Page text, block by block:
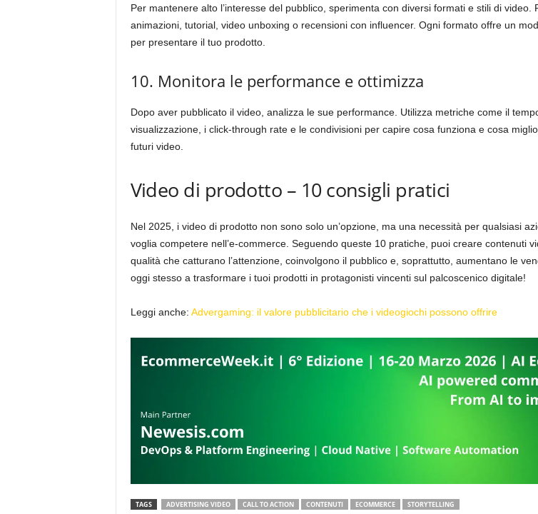
Per mantenere alto l’interesse del pubblico, sperimenta con diversi formati e stili di video.
animazioni, tutorial, video unboxing o recensioni con influencer. Ogni formato offre un
per presentare il tuo prodotto.
10. Monitora le performance e ottimizza
Dopo aver pubblicato il video, analizza le sue performance. Utilizza metriche come il
visualizzazione, i click-through rate e le condivisioni per capire cosa funziona e cosa
futuri video.
Video di prodotto – 10 consigli pratici
Nel 2025, i video di prodotto non sono solo un’opzione, ma una necessità per qualsiasi
voglia competere nell’e-commerce. Seguendo queste 10 pratiche, puoi creare contenuti
qualità che catturano l’attenzione, coinvolgono il pubblico e, soprattutto, aumentano le
oggi stesso a trasformare i tuoi prodotti in protagonisti vincenti sul palcoscenico digitale!
Leggi anche: Advergaming: il valore pubblicitario che i videogiochi possono offrire
TAGS ADVERTISING VIDEO CALL TO ACTION CONTENUTI ECOMMERCE STORYTELLING